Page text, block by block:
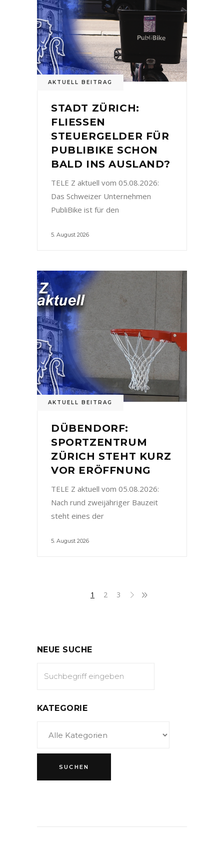
AKTUELL BEITRAG
STADT ZÜRICH:
FLIESSEN
STEUERGELDER FÜR
PUBLIBIKE SCHON
BALD INS AUSLAND?
TELE Z aktuell vom 05.08.2026:
Das Schweizer Unternehmen
PubliBike ist für den
5. August 2026
AKTUELL BEITRAG
DÜBENDORF:
SPORTZENTRUM
ZÜRICH STEHT KURZ
VOR ERÖFFNUNG
TELE Z aktuell vom 05.08.2026:
Nach rund zweijähriger Bauzeit
steht eines der
5. August 2026
1 2 3
NEUE SUCHE
KATEGORIE